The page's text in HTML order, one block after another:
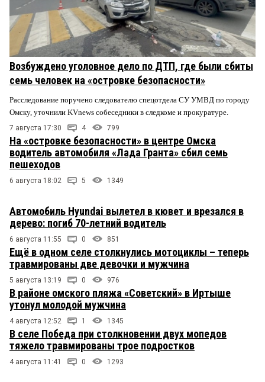
Возбуждено уголовное дело по ДТП, где были сбиты
семь человек на «островке безопасности»
Расследование поручено следователю спецотдела СУ УМВД по городу
Омску, уточнили KVnews собеседники в следкоме и прокуратуре.
7 августа 17:30 4 799
На «островке безопасности» в центре Омска
водитель автомобиля «Лада Гранта» сбил семь
пешеходов
6 августа 18:02 5 1349
Автомобиль Hyundai вылетел в кювет и врезался в
дерево: погиб 70-летний водитель
6 августа 11:55 0 851
Ещё в одном селе столкнулись мотоциклы – теперь
травмированы две девочки и мужчина
5 августа 13:19 0 976
В районе омского пляжа «Советский» в Иртыше
утонул молодой мужчина
4 августа 12:52 1 1345
В селе Победа при столкновении двух мопедов
тяжело травмированы трое подростков
4 августа 11:41 0 1293